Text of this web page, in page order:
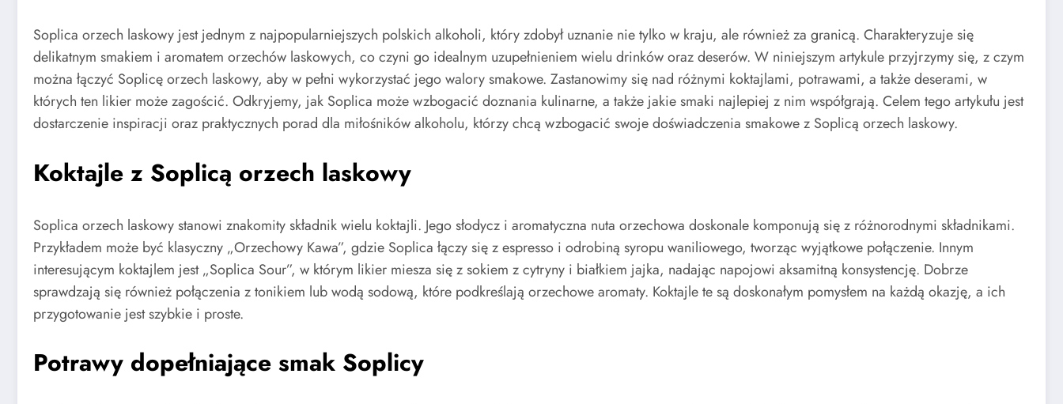
Soplica orzech laskowy jest jednym z najpopularniejszych polskich alkoholi, który zdobył uznanie nie tylko w kraju, ale również za granicą. Charakteryzuje się
delikatnym smakiem i aromatem orzechów laskowych, co czyni go idealnym uzupełnieniem wielu drinków oraz deserów. W niniejszym artykule przyjrzymy się, z czym
można łączyć Soplicę orzech laskowy, aby w pełni wykorzystać jego walory smakowe. Zastanowimy się nad różnymi koktajlami, potrawami, a także deserami, w
których ten likier może zagościć. Odkryjemy, jak Soplica może wzbogacić doznania kulinarne, a także jakie smaki najlepiej z nim współgrają. Celem tego artykułu jest
dostarczenie inspiracji oraz praktycznych porad dla miłośników alkoholu, którzy chcą wzbogacić swoje doświadczenia smakowe z Soplicą orzech laskowy.
Koktajle z Soplicą orzech laskowy
Soplica orzech laskowy stanowi znakomity składnik wielu koktajli. Jego słodycz i aromatyczna nuta orzechowa doskonale komponują się z różnorodnymi składnikami.
Przykładem może być klasyczny „Orzechowy Kawa”, gdzie Soplica łączy się z espresso i odrobiną syropu waniliowego, tworząc wyjątkowe połączenie. Innym
interesującym koktajlem jest „Soplica Sour”, w którym likier miesza się z sokiem z cytryny i białkiem jajka, nadając napojowi aksamitną konsystencję. Dobrze
sprawdzają się również połączenia z tonikiem lub wodą sodową, które podkreślają orzechowe aromaty. Koktajle te są doskonałym pomysłem na każdą okazję, a ich
przygotowanie jest szybkie i proste.
Potrawy dopełniające smak Soplicy